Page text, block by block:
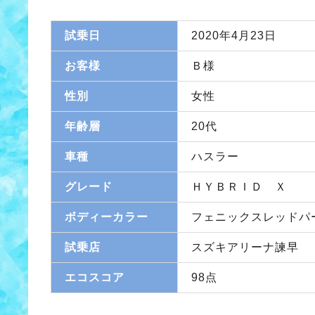
試乗日 2020年4月23日
お客様 Ｂ様
性別 女性
年齢層 20代
車種 ハスラー
グレード ＨＹＢＲＩＤ Ｘ
ボディーカラー フェニックスレッド
試乗店 スズキアリーナ諫早
エコスコア 98点